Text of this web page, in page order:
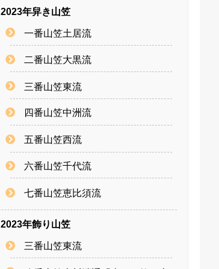
2023年舁き山笠
一番山笠土居流
二番山笠大黒流
三番山笠東流
四番山笠中洲流
五番山笠西流
六番山笠千代流
七番山笠恵比須流
2023年飾り山笠
三番山笠東流